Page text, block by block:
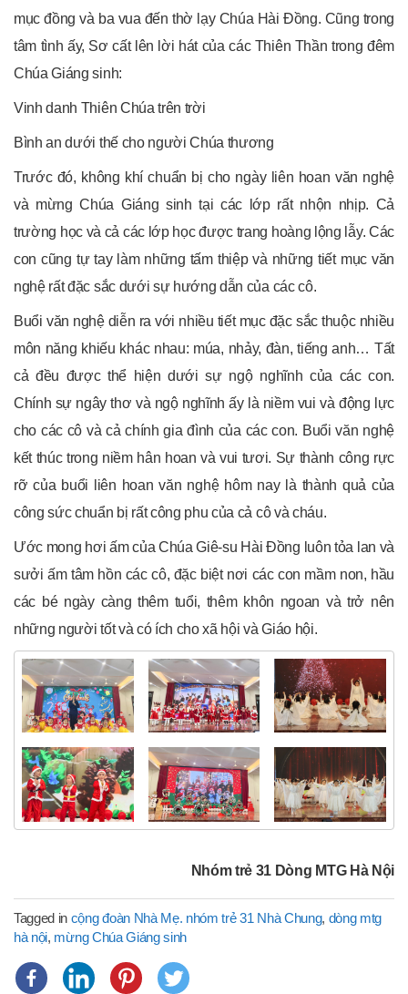
mục đồng và ba vua đến thờ lạy Chúa Hài Đồng. Cũng trong
tâm tình ấy, Sơ cất lên lời hát của các Thiên Thần trong đêm
Chúa Giáng sinh:
Vinh danh Thiên Chúa trên trời
Bình an dưới thế cho người Chúa thương
Trước đó, không khí chuẩn bị cho ngày liên hoan văn nghệ
và mừng Chúa Giáng sinh tại các lớp rất nhộn nhịp. Cả
trường học và cả các lớp học được trang hoàng lộng lẫy. Các
con cũng tự tay làm những tấm thiệp và những tiết mục văn
nghệ rất đặc sắc dưới sự hướng dẫn của các cô.
Buổi văn nghệ diễn ra với nhiều tiết mục đặc sắc thuộc nhiều
môn năng khiếu khác nhau: múa, nhảy, đàn, tiếng anh… Tất
cả đều được thể hiện dưới sự ngộ nghĩnh của các con.
Chính sự ngây thơ và ngộ nghĩnh ấy là niềm vui và động lực
cho các cô và cả chính gia đình của các con. Buổi văn nghệ
kết thúc trong niềm hân hoan và vui tươi. Sự thành công rực
rỡ của buổi liên hoan văn nghệ hôm nay là thành quả của
công sức chuẩn bị rất công phu của cả cô và cháu.
Ước mong hơi ấm của Chúa Giê-su Hài Đồng luôn tỏa lan và
sưởi ấm tâm hồn các cô, đặc biệt nơi các con mầm non, hầu
các bé ngày càng thêm tuổi, thêm khôn ngoan và trở nên
những người tốt và có ích cho xã hội và Giáo hội.
Nhóm trẻ 31 Dòng MTG Hà Nội
Tagged in cộng đoàn Nhà Mẹ. nhóm trẻ 31 Nhà Chung, dòng mtg
hà nội, mừng Chúa Giáng sinh